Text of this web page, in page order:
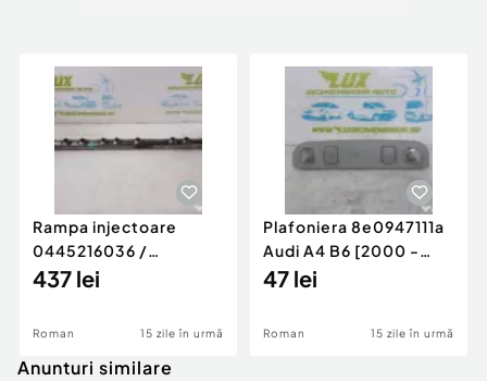
Rampa injectoare
0445216036 /
780542302 3.0 d 313
437 lei
Roman 15 zile în urmă
Plafoniera 8e0947111a
Audi A4 B6 [2000 -
2005]
47 lei
Roman 15 zile în urmă
Anunturi similare